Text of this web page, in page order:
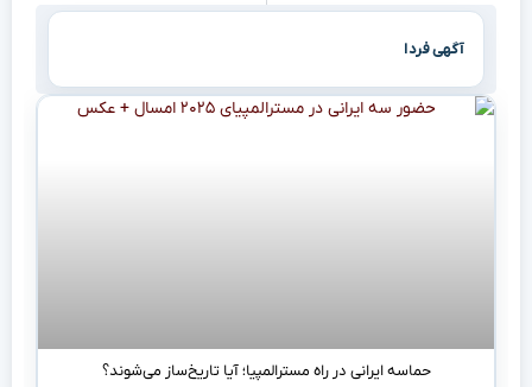
آگهی فردا
حماسه ایرانی در راه مسترالمپیا؛ آیا تاریخ‌ساز می‌شوند؟